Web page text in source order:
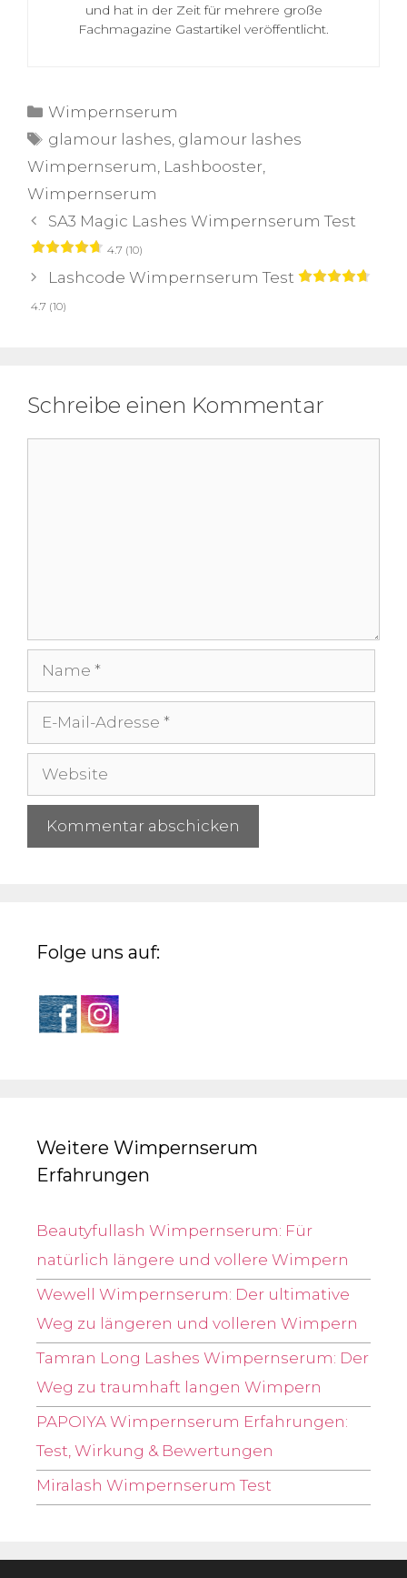
und hat in der Zeit für mehrere große
Fachmagazine Gastartikel veröffentlicht.
Kategorien
Wimpernserum
Schlagwörter
glamour lashes glamour lashes
Wimpernserum Lashbooster
Wimpernserum
SA3 Magic Lashes Wimpernserum Test
4.7 (10)
Lashcode Wimpernserum Test
4.7 (10)
Schreibe einen Kommentar
Name
Mail-
Adresse
Website
Folge uns auf:
Weitere Wimpernserum
Erfahrungen
Beautyfullash Wimpernserum: Für
natürlich längere und vollere Wimpern
Wewell Wimpernserum: Der ultimative
Weg zu längeren und volleren Wimpern
Tamran Long Lashes Wimpernserum: Der
Weg zu traumhaft langen Wimpern
PAPOIYA Wimpernserum Erfahrungen:
Test, Wirkung & Bewertungen
Miralash Wimpernserum Test